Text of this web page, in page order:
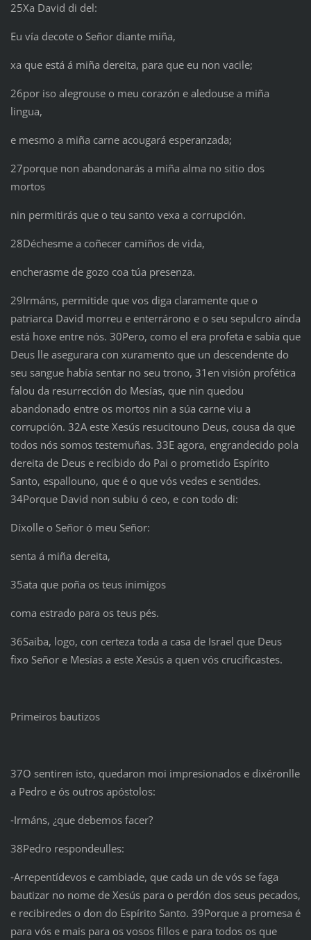
25Xa David di del:
Eu vía decote o Señor diante miña,
xa que está á miña dereita, para que eu non vacile;
26por iso alegrouse o meu corazón e aledouse a miña
lingua,
e mesmo a miña carne acougará esperanzada;
27porque non abandonarás a miña alma no sitio dos
mortos
nin permitirás que o teu santo vexa a corrupción.
28Déchesme a coñecer camiños de vida,
encherasme de gozo coa túa presenza.
29Irmáns, permitide que vos diga claramente que o
patriarca David morreu e enterrárono e o seu sepulcro aínda
está hoxe entre nós. 30Pero, como el era profeta e sabía que
Deus lle asegurara con xuramento que un descendente do
seu sangue había sentar no seu trono, 31en visión profética
falou da resurrección do Mesías, que nin quedou
abandonado entre os mortos nin a súa carne viu a
corrupción. 32A este Xesús resucitouno Deus, cousa da que
todos nós somos testemuñas. 33E agora, engrandecido pola
dereita de Deus e recibido do Pai o prometido Espírito
Santo, espallouno, que é o que vós vedes e sentides.
34Porque David non subiu ó ceo, e con todo di:
Díxolle o Señor ó meu Señor:
senta á miña dereita,
35ata que poña os teus inimigos
coma estrado para os teus pés.
36Saiba, logo, con certeza toda a casa de Israel que Deus
fixo Señor e Mesías a este Xesús a quen vós crucificastes.
Primeiros bautizos
37O sentiren isto, quedaron moi impresionados e dixéronlle
a Pedro e ós outros apóstolos:
‑Irmáns, ¿que debemos facer?
38Pedro respondeulles:
‑Arrepentídevos e cambiade, que cada un de vós se faga
bautizar no nome de Xesús para o perdón dos seus pecados,
e recibiredes o don do Espírito Santo. 39Porque a promesa é
para vós e mais para os vosos fillos e para todos os que